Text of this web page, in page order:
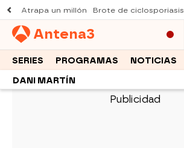
Atrapa un millón Brote de ciclosporiasis
Antena3
SERIES PROGRAMAS NOTICIAS
DANI MARTÍN